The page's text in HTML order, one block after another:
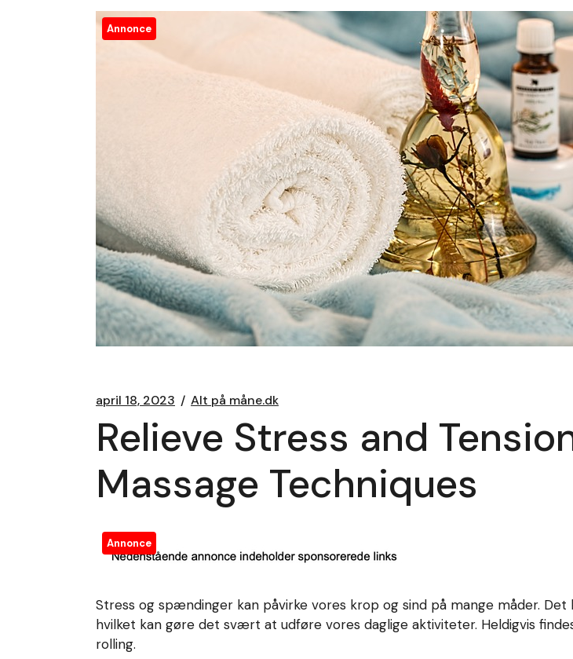
Annonce
april 18, 2023 Alt på måne.dk
Relieve Stress and
Massage Techniques
Annonce
Stress og spændinger kan påvirke vores krop og sind på mange måder.
hvilket kan gøre det svært at udføre vores daglige aktiviteter. Heldigvis
rolling.